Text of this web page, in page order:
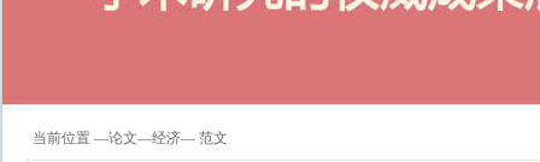
当前位置 —论文—经济— 范文